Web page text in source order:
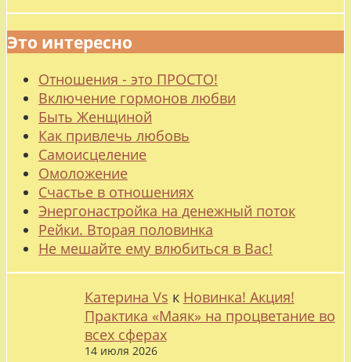
Это интересно
Отношения - это ПРОСТО!
Включение гормонов любви
Быть Женщиной
Как привлечь любовь
Самоисцеление
Омоложение
Счастье в отношениях
Энергонастройка на денежный поток
Рейки. Вторая половинка
Не мешайте ему влюбиться в Вас!
Катерина Vs к Новинка! Акция!
Практика «Маяк» на процветание во
всех сферах
14 июля 2026